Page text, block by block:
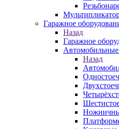
Гаражное
Назад
Гаражное
Назад